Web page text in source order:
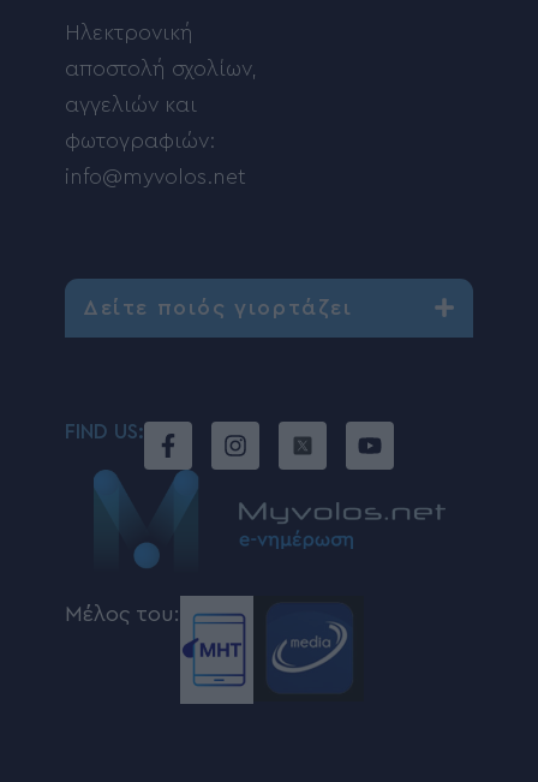
Ηλεκτρονική
αποστολή σχολίων,
αγγελιών και
φωτογραφιών:
info@myvolos.net
Δείτε ποιός γιορτάζει
FIND US:
Μέλος του: